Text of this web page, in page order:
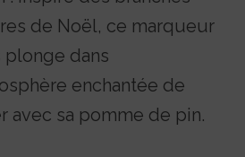
de Noël, ce marqueur
plonge dans
enchantée de
avec sa pomme de pin.